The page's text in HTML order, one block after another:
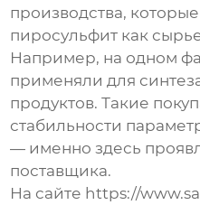
производства,
пиросульфит как
Например, на одном
применяли для
продуктов. Такие
стабильности
— именно здесь
поставщика.
На сайте https://